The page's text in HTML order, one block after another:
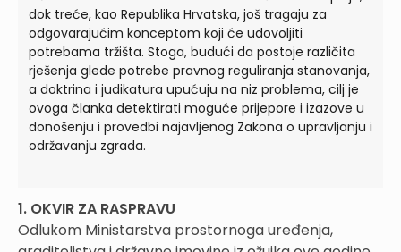
dok treće, kao Republika Hrvatska, još tragaju za
odgovarajućim konceptom koji će udovoljiti
potrebama tržišta. Stoga, budući da postoje različita
rješenja glede potrebe pravnog reguliranja stanovanja,
a doktrina i judikatura upućuju na niz problema, cilj je
ovoga članka detektirati moguće prijepore i izazove u
donošenju i provedbi najavljenog Zakona o upravljanju i
održavanju zgrada.
1. OKVIR ZA RASPRAVU
Odlukom Ministarstva prostornoga uređenja,